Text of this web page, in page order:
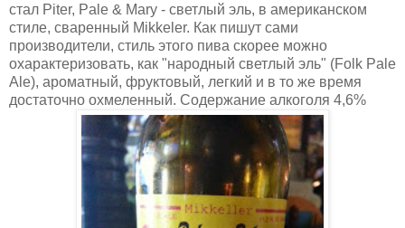
стал Piter, Pale & Mary - светлый эль, в американском
стиле, сваренный Mikkeler. Как пишут сами
производители, стиль этого пива скорее можно
охарактеризовать, как "народный светлый эль" (Folk Pale
Ale), ароматный, фруктовый, легкий и в то же время
достаточно охмеленный. Содержание алкоголя 4,6%